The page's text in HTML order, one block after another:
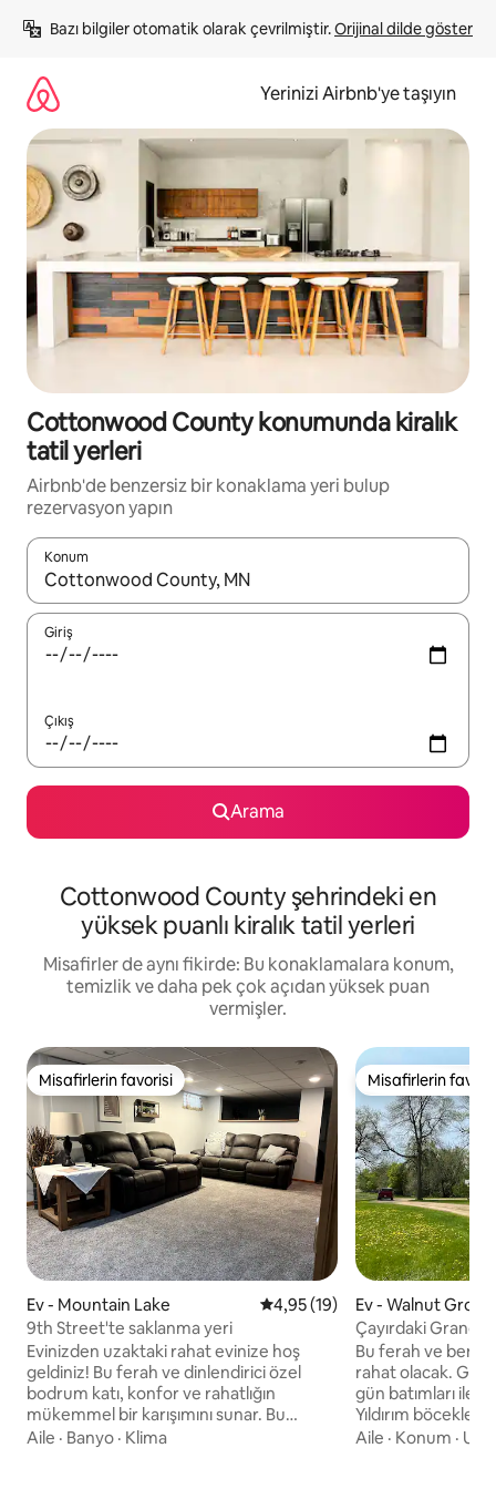
atla
Bazı bilgiler otomatik olarak çevrilmiştir. Orijinal dilde göster
Yerinizi Airbnb'ye taşıyın
Cottonwood County konumunda kiralık
tatil yerleri
Airbnb'de benzersiz bir konaklama yeri bulup
rezervasyon yapın
Konum
Sonuçlar kullanılabilir olduğunda yukarı ve aşağı oklarıyla
Giriş
Çıkış
Arama
Cottonwood County şehrindeki en
yüksek puanlı kiralık tatil yerleri
Misafirler de aynı fikirde: Bu konaklamalara konum,
temizlik ve daha pek çok açıdan yüksek puan
vermişler.
Misafirlerin favorisi
Misafirlerin favorisi
Ev - Mountain Lake 5 üzerinden ortalama 4,95
4,95 (19)
9th Street'te saklanma yeri
Evinizden uzaktaki rahat evinize hoş
geldiniz! Bu ferah ve dinlendirici özel
bodrum katı, konfor ve rahatlığın
mükemmel bir karışımını sunar. Bu
mekân çiftler, yalnız seyahat edenler
Aile · Banyo · Klima
Misafirlerin
Misafirlerin
Ev - Walnut Grove
Çayırdaki
Bu ferah ve
rahat olacak. Güzel gün doğumları ve
gün batımları ile
Yıldırım
ravent, elma ve
Aile · Konum ·